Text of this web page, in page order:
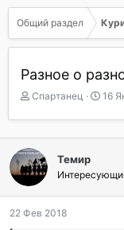
Общий раздел
Разное о
А
т
о
р
т
м
ы
Спартанец
Д
т
а
ч
а
16
Темир
22 Фев 2018